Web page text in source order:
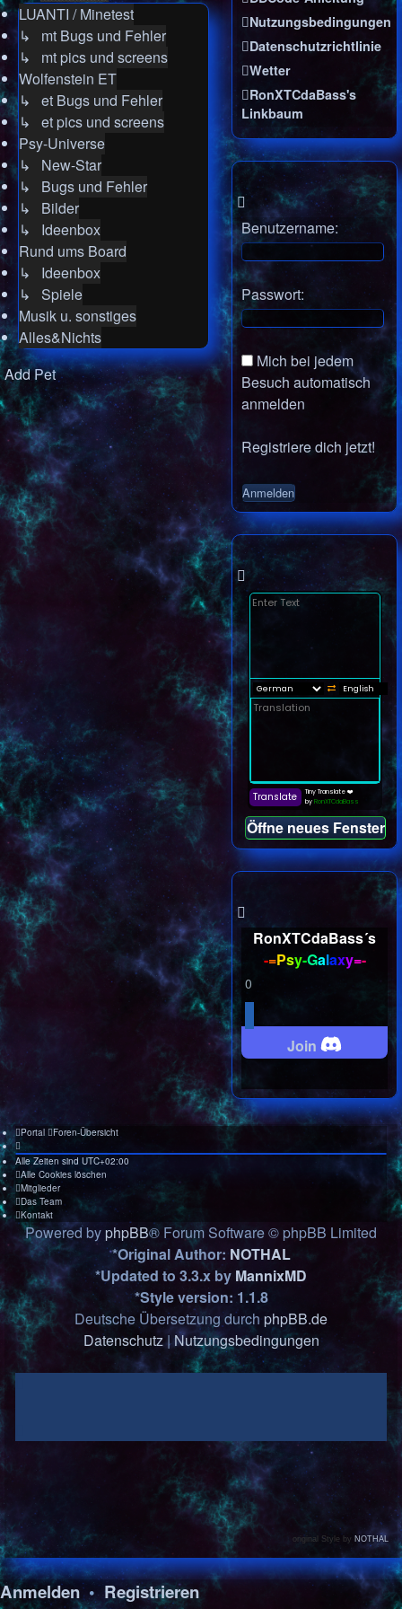
LUANTI / Minetest
↳ mt Bugs und Fehler
↳ mt pics und screens
Wolfenstein ET
↳ et Bugs und Fehler
↳ et pics und screens
Psy-Universe
↳ New-Star
↳ Bugs und Fehler
↳ Bilder
↳ Ideenbox
Rund ums Board
↳ Ideenbox
↳ Spiele
Musik u. sonstiges
Alles&Nichts
Add Pet
Nutzungsbedingungen
Datenschutzrichtlinie
Wetter
RonXTCdaBass's
Linkbaum
Benutzername:
Passwort:
Mich bei jedem
Besuch automatisch
anmelden
Registriere dich jetzt!
Öffne neues Fenster
RonXTCdaBass´s
-=Psy-Galaxy=-
0
Join
Portal Foren-Übersicht
Alle Zeiten sind UTC+02:00
Alle Cookies löschen
Mitglieder
Das Team
Kontakt
Powered byphpBB® Forum Software © phpBB Limited
*Original Author:NOTHAL
*Updated to 3.3.x by MannixMD
*Style version: 1.1.8
Deutsche Übersetzung durchphpBB.de
Datenschutz|Nutzungsbedingungen
original Style by NOTHAL
Anmelden• Registrieren